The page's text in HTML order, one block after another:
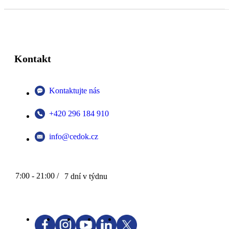
Kontakt
Kontaktujte nás
+420 296 184 910
info@cedok.cz
7:00 - 21:00 / 7 dní v týdnu